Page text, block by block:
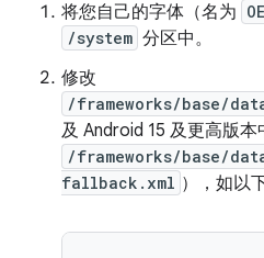
将您自己的字体（名为
/system 分区中。
修改
/frameworks/base/
及 Android 15 及更高版本
/frameworks/base/
fallback.xml ），如以